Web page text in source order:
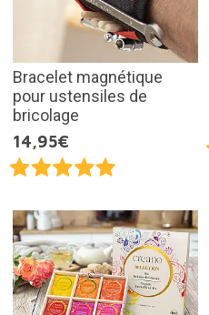
Bracelet magnétique
pour ustensiles de
bricolage
14,95€